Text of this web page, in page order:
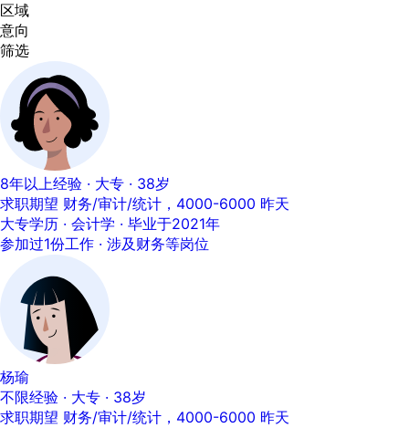
区域
意向
筛选
8年以上经验 · 大专 · 38岁
求职期望 财务/审计/统计，4000-6000 昨天
大专学历 · 会计学 · 毕业于2021年
参加过1份工作 · 涉及财务等岗位
杨瑜
不限经验 · 大专 · 38岁
求职期望 财务/审计/统计，4000-6000 昨天